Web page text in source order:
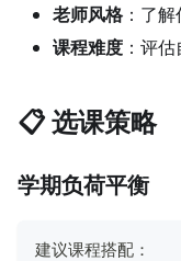
老师风格：了解
课程难度 ：评
📋 选课策略
学期负荷平衡
建议课程搭配：